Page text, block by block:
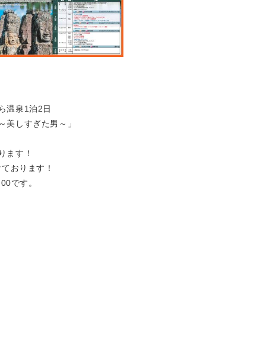
温泉1泊2日
しすぎた男～」
ます！
おります！
です。